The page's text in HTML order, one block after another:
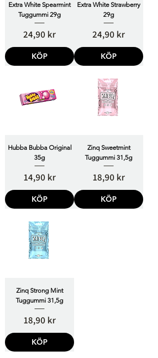
Extra White Spearmint
Tuggummi 29g
Pris
24,90 kr
KÖP
Extra White Strawberry
29g
Pris
24,90 kr
KÖP
Hubba Bubba Original
35g
Pris
14,90 kr
KÖP
Zinq Sweetmint
Tuggummi 31,5g
Pris
18,90 kr
KÖP
Zinq Strong Mint
Tuggummi 31,5g
Pris
18,90 kr
KÖP